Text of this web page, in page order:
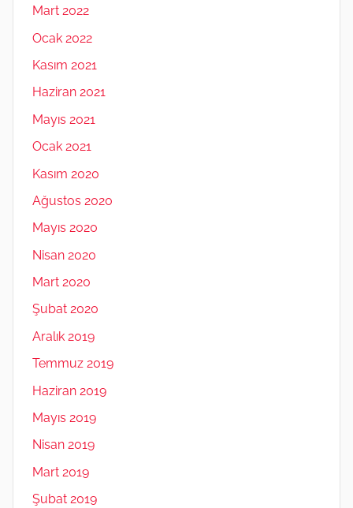
Mart 2022
Ocak 2022
Kasım 2021
Haziran 2021
Mayıs 2021
Ocak 2021
Kasım 2020
Ağustos 2020
Mayıs 2020
Nisan 2020
Mart 2020
Şubat 2020
Aralık 2019
Temmuz 2019
Haziran 2019
Mayıs 2019
Nisan 2019
Mart 2019
Şubat 2019